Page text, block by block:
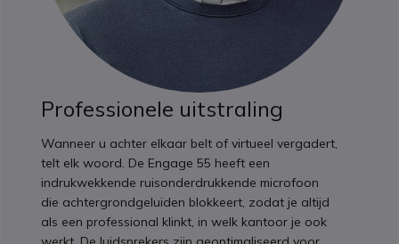
Professionele uitstraling
Wanneer u achter elkaar belt of virtueel vergadert,
telt elk woord. De Engage 55 heeft een
indrukwekkende ruisonderdrukkende microfoon
die achtergrondgeluiden blokkeert, zodat je altijd
als een professional klinkt, in welk kantoor je ook